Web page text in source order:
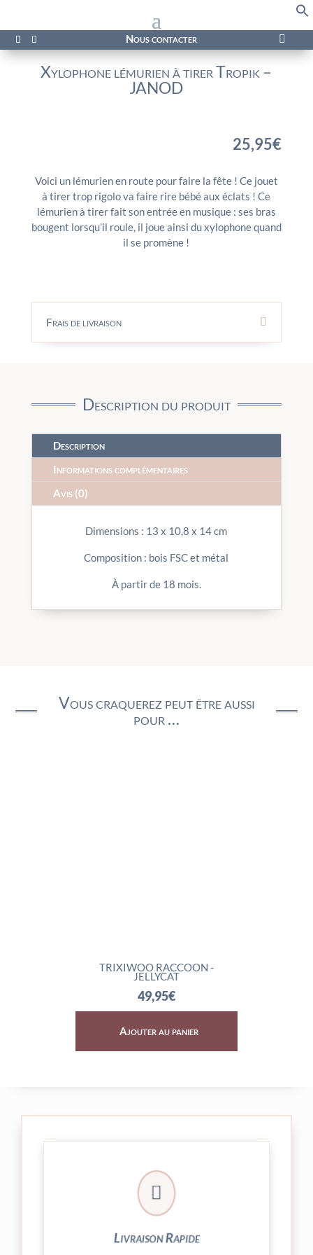
Nous contacter 
Xylophone lémurien à tirer Tropik –
JANOD
25,95€
Voici un lémurien en route pour faire la fête ! Ce jouet
à tirer trop rigolo va faire rire bébé aux éclats ! Ce
lémurien à tirer fait son entrée en musique : ses bras
bougent lorsqu’il roule, il joue ainsi du xylophone quand
il se promène !
Frais de livraison
Description du produit
Description
Informations complémentaires
Avis (0)
Dimensions : 13 x 10,8 x 14 cm
Composition : bois FSC et métal
À partir de 18 mois.
Vous craquerez peut être aussi
pour …
TRIXIWOO RACCOON -
JELLYCAT
49,95€
Ajouter au panier

Livraison Rapide
Votre commande est expédiée sous
24/48h et livrée par Colissimo.